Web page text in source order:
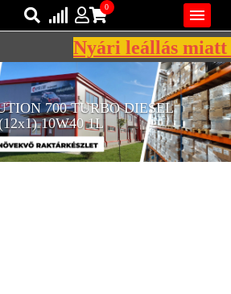

Bejelentkezés
Regisztráció
0
KOSARA ÜRES
Nyári leállás miatt
700 TURBO DIESEL
10W40 1L